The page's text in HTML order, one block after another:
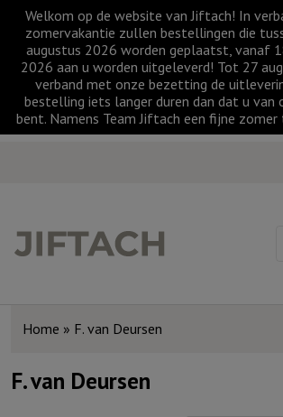
Welkom op de website van Jiftach! In
zomervakantie zullen bestellingen die
augustus 2026 worden geplaatst, vanaf
2026 aan u worden uitgeleverd! Tot 27
verband met onze bezetting de
bestelling iets langer duren dan dat u van
bent. Namens Team Jiftach een fijne
Home » F. van Deursen
F. van Deursen